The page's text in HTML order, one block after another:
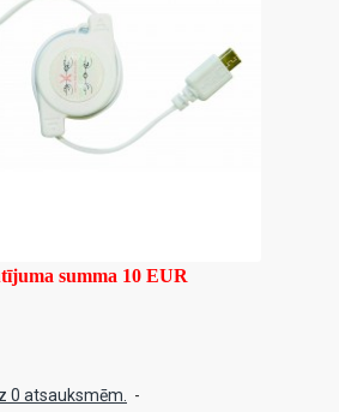
summa 10 EUR
0 atsauksmēm.
-